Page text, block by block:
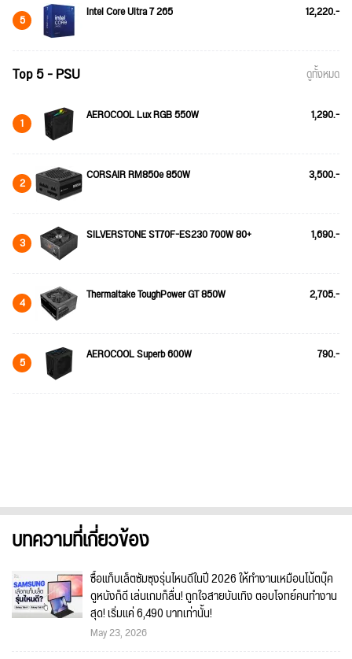
5 Intel Core Ultra 7 265 12,220.-
Top 5 - PSU ดูทั้งหมด
1 AEROCOOL Lux RGB 550W 1,290.-
2 CORSAIR RM850e 850W 3,500.-
3 SILVERSTONE ST70F-ES230 700W 80+ 1,690.-
4 Thermaltake ToughPower GT 850W 2,705.-
5 AEROCOOL Superb 600W 790.-
บทความที่เกี่ยวข้อง
ซื้อแท็บเล็ตซัมซุงรุ่นไหนดีในปี 2026 ให้ทำงานเหมือนโน้ตบุ๊ค
ดูหนังก็ดี เล่นเกมก็ลื่น! ถูกใจสายบันเทิง ตอบโจทย์คนทำงาน
สุด! เริ่มแค่ 6,490 บาทเท่านั้น!
May 23, 2026